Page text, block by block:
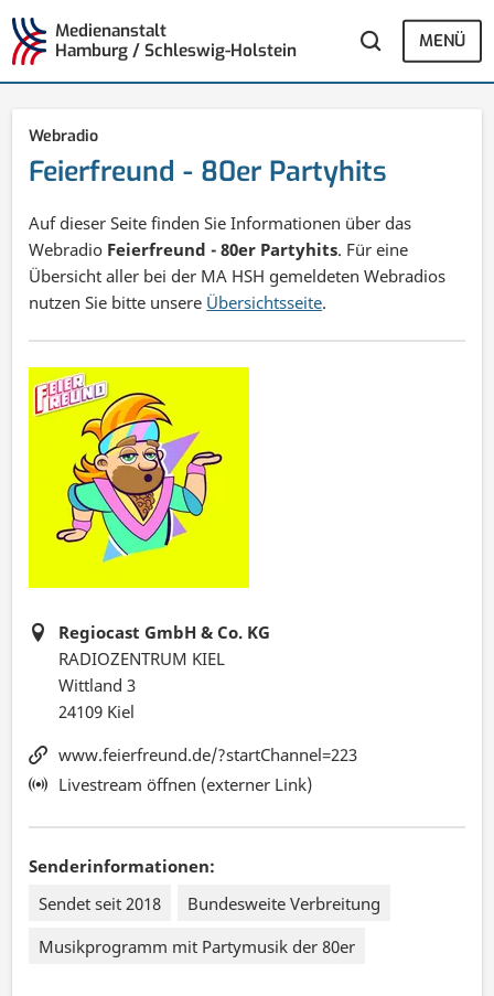
Medienanstalt
Hamburg / Schleswig-Holstein
MENÜ
Webradio
Feierfreund - 80er Partyhits
Auf dieser Seite finden Sie Informationen über das
Webradio Feierfreund - 80er Partyhits. Für eine
Übersicht aller bei der MA HSH gemeldeten Webradios
nutzen Sie bitte unsere Übersichtsseite.
Regiocast GmbH & Co. KG
RADIOZENTRUM KIEL
Wittland 3
24109 Kiel
www.feierfreund.de/?startChannel=223
Livestream öffnen (externer Link)
Senderinformationen:
Sendet seit 2018
Bundesweite Verbreitung
Musikprogramm mit Partymusik der 80er